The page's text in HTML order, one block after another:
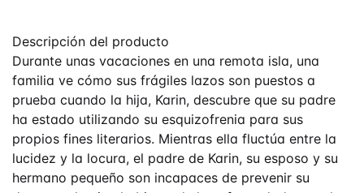
Descripción del producto
Durante unas vacaciones en una remota isla, una
familia ve cómo sus frágiles lazos son puestos a
prueba cuando la hija, Karin, descubre que su padre
ha estado utilizando su esquizofrenia para sus
propios fines literarios. Mientras ella fluctúa entre la
lucidez y la locura, el padre de Karin, su esposo y su
hermano pequeño son incapaces de prevenir su